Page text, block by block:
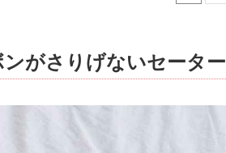
がさりげないセーター